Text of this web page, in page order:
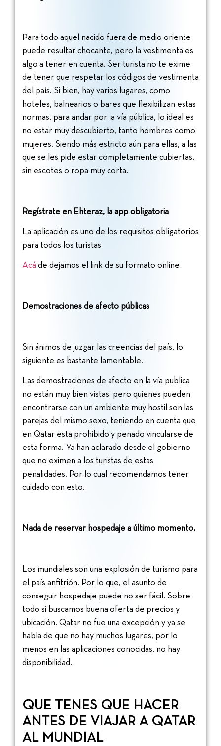
Para todo aquel nacido fuera de medio oriente
puede resultar chocante, pero la vestimenta es
algo a tener en cuenta. Ser turista no te exime
de tener que respetar los códigos de vestimenta
del país. Si bien, hay varios lugares, como
hoteles, balnearios o bares que flexibilizan estas
normas, para andar por la vía pública, lo ideal es
no estar muy descubierto, tanto hombres como
mujeres. Siendo más estricto aún para ellas, a las
que se les pide estar completamente cubiertas,
sin escotes o ropa muy corta.
Regístrate en Ehteraz, la app obligatoria
La aplicación es uno de los requisitos obligatorios
para todos los turistas
Acá de dejamos el link de su formato online
Demostraciones de afecto públicas
Sin ánimos de juzgar las creencias del país, lo
siguiente es bastante lamentable.
Las demostraciones de afecto en la vía publica
no están muy bien vistas, pero quienes pueden
encontrarse con un ambiente muy hostil son las
parejas del mismo sexo, teniendo en cuenta que
en Qatar esta prohibido y penado vincularse de
esta forma. Ya han aclarado desde el gobierno
que no eximen a los turistas de estas
penalidades. Por lo cual recomendamos tener
cuidado con esto.
Nada de reservar hospedaje a último momento.
Los mundiales son una explosión de turismo para
el país anfitrión. Por lo que, el asunto de
conseguir hospedaje puede no ser fácil. Sobre
todo si buscamos buena oferta de precios y
ubicación. Qatar no fue una excepción y ya se
habla de que no hay muchos lugares, por lo
menos en las aplicaciones conocidas, no hay
disponibilidad.
QUE TENES QUE HACER
ANTES DE VIAJAR A QATAR
AL MUNDIAL